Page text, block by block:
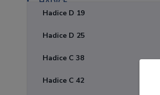
Hadice D 19
Hadice D 25
Hadice C 38
Hadice C 42